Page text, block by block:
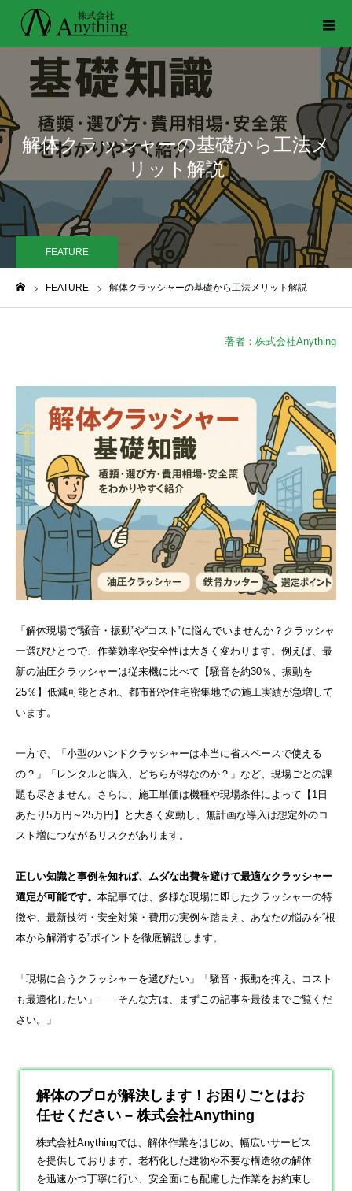
解体クラッシャーの基礎から工法メ
リット解説
FEATURE
FEATURE 解体クラッシャーの基礎から工法メリット解説
著者：株式会社Anything
「解体現場で“騒音・振動”や“コスト”に悩んでいませんか？クラッシャ
ー選びひとつで、作業効率や安全性は大きく変わります。例えば、最
新の油圧クラッシャーは従来機に比べて【騒音を約30％、振動を
25％】低減可能とされ、都市部や住宅密集地での施工実績が急増して
います。
一方で、「小型のハンドクラッシャーは本当に省スペースで使える
の？」「レンタルと購入、どちらが得なのか？」など、現場ごとの課
題も尽きません。さらに、施工単価は機種や現場条件によって【1日
あたり5万円～25万円】と大きく変動し、無計画な導入は想定外のコ
スト増につながるリスクがあります。
正しい知識と事例を知れば、ムダな出費を避けて最適なクラッシャー
選定が可能です。 本記事では、多様な現場に即したクラッシャーの特
徴や、最新技術・安全対策・費用の実例を踏まえ、あなたの悩みを“根
本から解消する”ポイントを徹底解説します。
「現場に合うクラッシャーを選びたい」「騒音・振動を抑え、コスト
も最適化したい」――そんな方は、まずこの記事を最後までご覧くだ
さい。」
解体のプロが解決します！お困りごとはお
任せください – 株式会社Anything
株式会社Anythingでは、解体作業をはじめ、幅広いサービス
を提供しております。老朽化した建物や不要な構造物の解体
を迅速かつ丁寧に行い、安全面にも配慮した作業をお約束し